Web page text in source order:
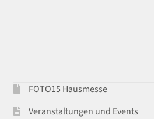
FOTO15 Hausmesse
Veranstaltungen und Events